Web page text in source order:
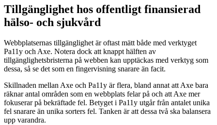
Tillgänglighet hos offentligt finansierad
hälso- och sjukvård
Webbplatsernas tillgänglighet är oftast mätt både med verktyget
Pa11y och Axe. Notera dock att knappt hälften av
tillgänglighetsbristerna på webben kan upptäckas med verktyg som
dessa, så se det som en fingervisning snarare än facit.
Skillnaden mellan Axe och Pa11y är flera, bland annat att Axe bara
räknar antal områden som en webbplats felar på och att Axe mer
fokuserar på bekräftade fel. Betyget i Pa11y utgår från antalet unika
fel snarare än unika sorters fel. Tanken är att dessa två ska balansera
upp varandra.